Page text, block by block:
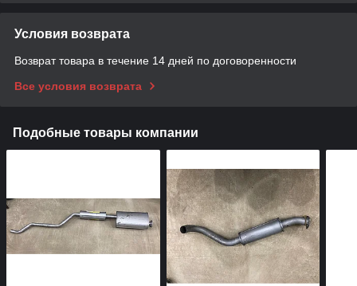
Условия возврата
Возврат товара в течение 14 дней по договоренности
Все условия возврата
Подобные товары компании